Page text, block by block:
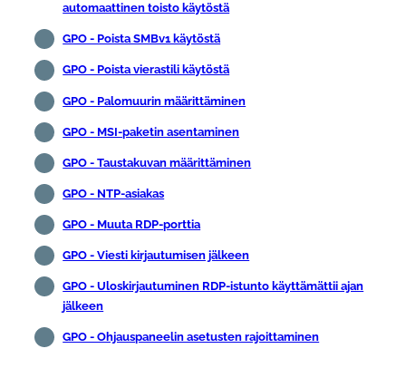
automaattinen toisto käytöstä
GPO - Poista SMBv1 käytöstä
GPO - Poista vierastili käytöstä
GPO - Palomuurin määrittäminen
GPO - MSI-paketin asentaminen
GPO - Taustakuvan määrittäminen
GPO - NTP-asiakas
GPO - Muuta RDP-porttia
GPO - Viesti kirjautumisen jälkeen
GPO - Uloskirjautuminen RDP-istunto käyttämättii ajan
jälkeen
GPO - Ohjauspaneelin asetusten rajoittaminen